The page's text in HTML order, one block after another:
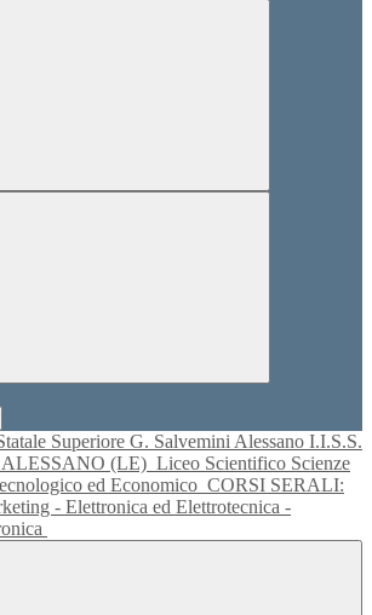
I.I.S.S.
(LE) Liceo Scientifico Scienze
ed Economico CORSI SERALI:
- Elettronica ed Elettrotecnica -